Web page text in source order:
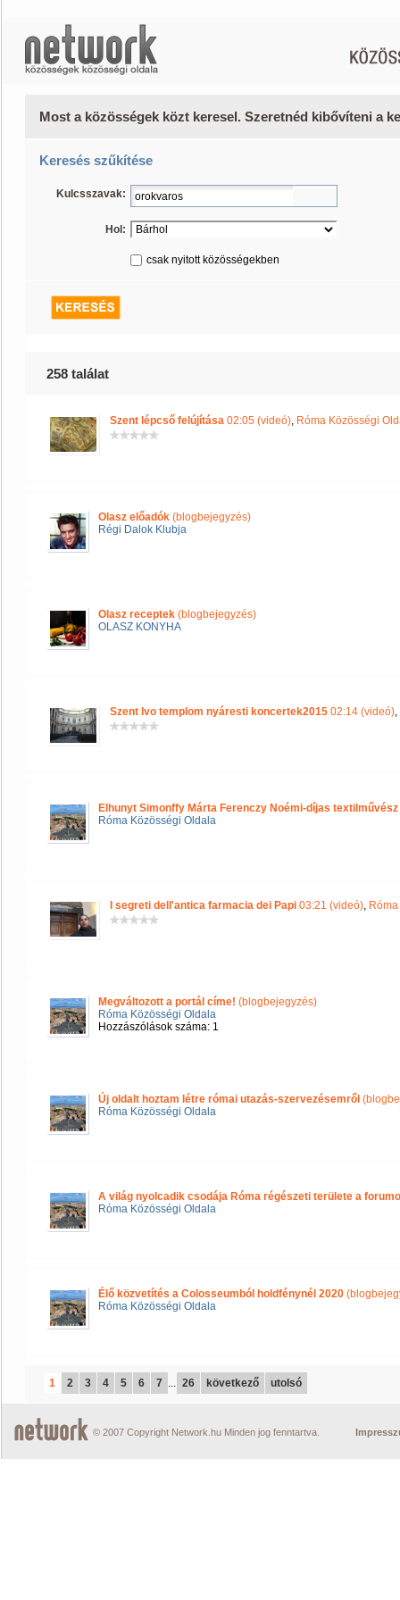
Most a közösségek közt keresel. Szeretnéd kibővíteni a
Keresés szűkítése
Kulcsszavak:
Hol:
csak nyitott közösségekben
258 találat
Szent lépcső felújítása 02:05 (videó), Róma Közösségi
Olasz előadók (blogbejegyzés)
Régi Dalok Klubja
Olasz receptek (blogbejegyzés)
OLASZ KONYHA
Szent Ivo templom nyáresti koncertek2015 02:14 (videó),
Elhunyt Simonffy Márta Ferenczy Noémi-díjas textilművész
Róma Közösségi Oldala
I segreti dell'antica farmacia dei Papi 03:21 (videó),
Megváltozott a portál címe! (blogbejegyzés)
Róma Közösségi Oldala
Hozzászólások száma: 1
Új oldalt hoztam létre római utazás-szervezésemről
Róma Közösségi Oldala
A világ nyolcadik csodája Róma régészeti területe a
Róma Közösségi Oldala
Élő közvetítés a Colosseumból holdfénynél 2020
Róma Közösségi Oldala
1 2 3 4 5 6 7 ... 26 következő utolsó
© 2007 Copyright Network.hu Minden jog fenntartva.